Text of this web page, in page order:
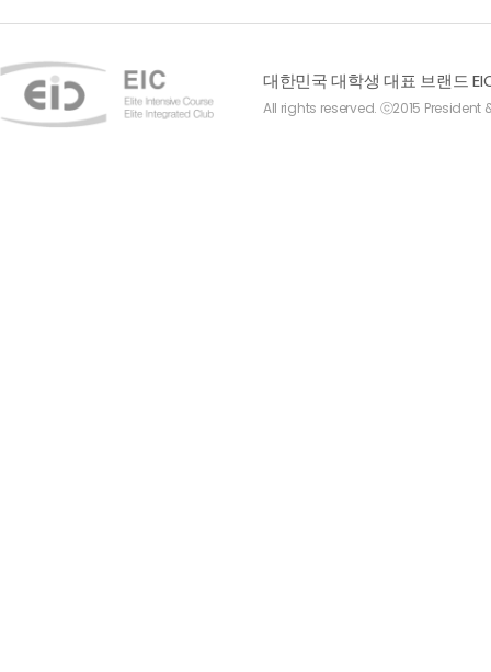
대한민국 대학생 대표 브랜드
All rights reserved. ⓒ2015